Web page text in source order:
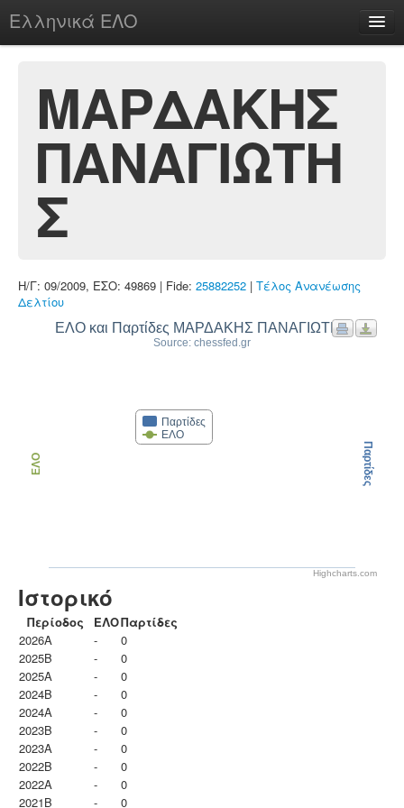
Ελληνικά ΕΛΟ
chesstu.be @ discord
Login
ΜΑΡΔΑΚΗΣ
ΠΑΝΑΓΙΩΤΗ
Σ
Η/Γ: 09/2009, ΕΣΟ: 49869 | Fide: 25882252 | Τέλος Ανανέωσης
Δελτίου
ΕΛΟ και Παρτίδες ΜΑΡΔΑΚΗΣ ΠΑΝΑΓΙΩΤΗΣ
Source: chessfed.gr
Παρτίδες
ΕΛΟ
ΕΛΟ Παρτίδες
Highcharts.com
Ιστορικό
Περίοδος ΕΛΟΠαρτίδες
2026A
-
0
2025B
-
0
2025A
-
0
2024B
-
0
2024A
-
0
2023B
-
0
2023Α
-
0
2022B
-
0
2022A
-
0
2021B
- 0